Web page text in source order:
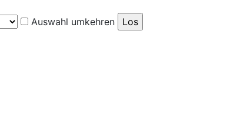
Auswahl umkehren